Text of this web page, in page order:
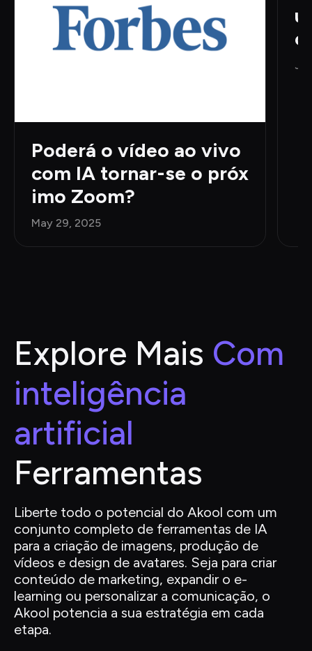
Poderá o vídeo ao vivo
com IA tornar-se o próx
imo Zoom?
May 29, 2025
o
Explore Mais Com
inteligência
artificial
Ferramentas
Liberte todo o potencial do Akool com um
conjunto completo de ferramentas de IA
para a criação de imagens, produção de
vídeos e design de avatares. Seja para criar
conteúdo de marketing, expandir o e-
learning ou personalizar a comunicação, o
Akool potencia a sua estratégia em cada
etapa.